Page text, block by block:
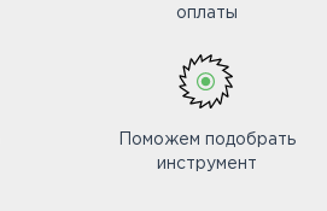
оплаты
Поможем подобрать
инструмент